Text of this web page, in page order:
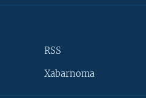
RSS
Xabarnoma